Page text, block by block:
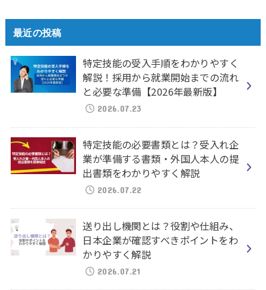
最近の投稿
特定技能の受入手順をわかりやすく
解説！採用から就業開始までの流れ
と必要な準備【2026年最新版】
2026.07.23
特定技能の必要書類とは？受入れ企
業が準備する書類・外国人本人の提
出書類をわかりやすく解説
2026.07.22
送り出し機関とは？役割や仕組み、
日本企業が確認すべきポイントをわ
かりやすく解説
2026.07.21